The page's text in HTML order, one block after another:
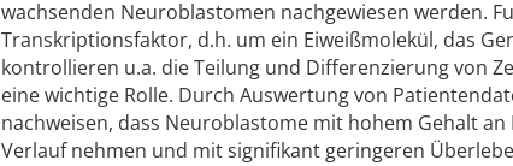
wachsenden Neuroblastomen nachgewiesen werden.
Transkriptionsfaktor, d.h. um ein Eiweißmolekül, das
kontrollieren u.a. die Teilung und Differenzierung von
eine wichtige Rolle. Durch Auswertung von
nachweisen, dass Neuroblastome mit hohem Gehalt
Verlauf nehmen und mit signifikant geringeren